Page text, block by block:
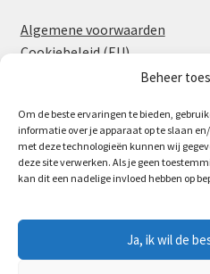
Beheer
Om de beste ervaringen te bieden,
informatie over je apparaat op te slaan
met deze technologieën kunnen wij
deze site verwerken. Als je geen
kan dit een nadelige invloed hebben op
Ja, ik wil de
Algemene voorwaarden
Cookiebeleid (EU)
Facebook
Instagram
© Partyverhuur Leerdam 2026